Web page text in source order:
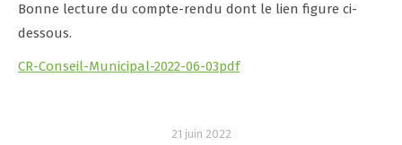
Bonne lecture du compte-rendu dont le lien figure ci-
dessous.
CR-Conseil-Municipal-2022-06-03pdf
21 juin 2022